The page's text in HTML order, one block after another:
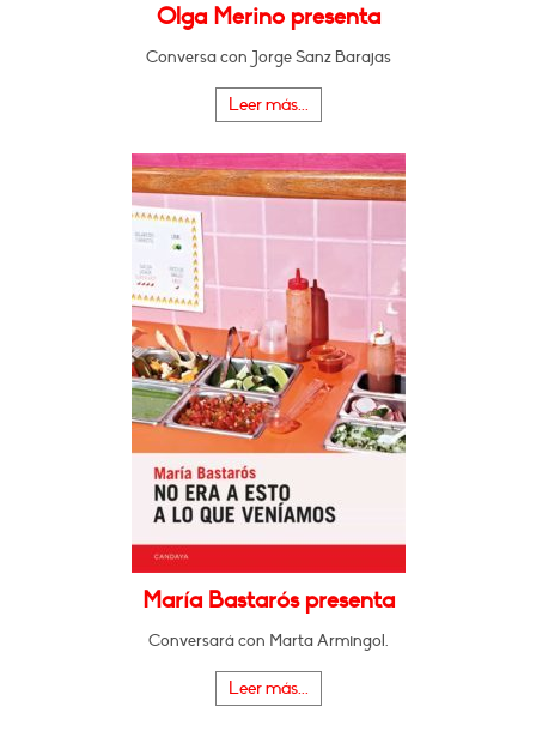
Olga Merino presenta
Conversa con Jorge Sanz Barajas
Leer más...
María Bastarós presenta
Conversará con Marta Armingol.
Leer más...